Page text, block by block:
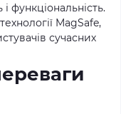
функціональність.
MagSafe,
сучасних